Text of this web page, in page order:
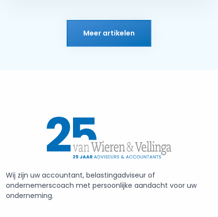
Meer artikelen
Wij zijn uw accountant, belastingadviseur of
ondernemerscoach met persoonlijke aandacht voor uw
onderneming.